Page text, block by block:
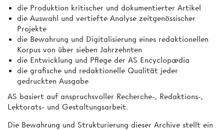
die Produktion kritischer und dokumentierter Artikel
die Auswahl und vertiefte Analyse zeitgenössischer
Projekte
die Bewahrung und Digitalisierung eines redaktionellen
Korpus von über sieben Jahrzehnten
die Entwicklung und Pflege der AS Encyclopædia
die grafische und redaktionelle Qualität jeder
gedruckten Ausgabe
AS basiert auf anspruchsvoller Recherche-, Redaktions-,
Lektorats- und Gestaltungsarbeit.
Die Bewahrung und Strukturierung dieser Archive stellt ein